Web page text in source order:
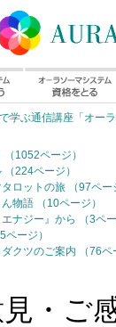
学ぶ通信講座「オーラ
1052ページ）
224ページ）
ロットの旅 （97ペー
物語 （10ページ）
ナジー』から （3ペー
ージ）
クツのご案内 （76ペ
・ご